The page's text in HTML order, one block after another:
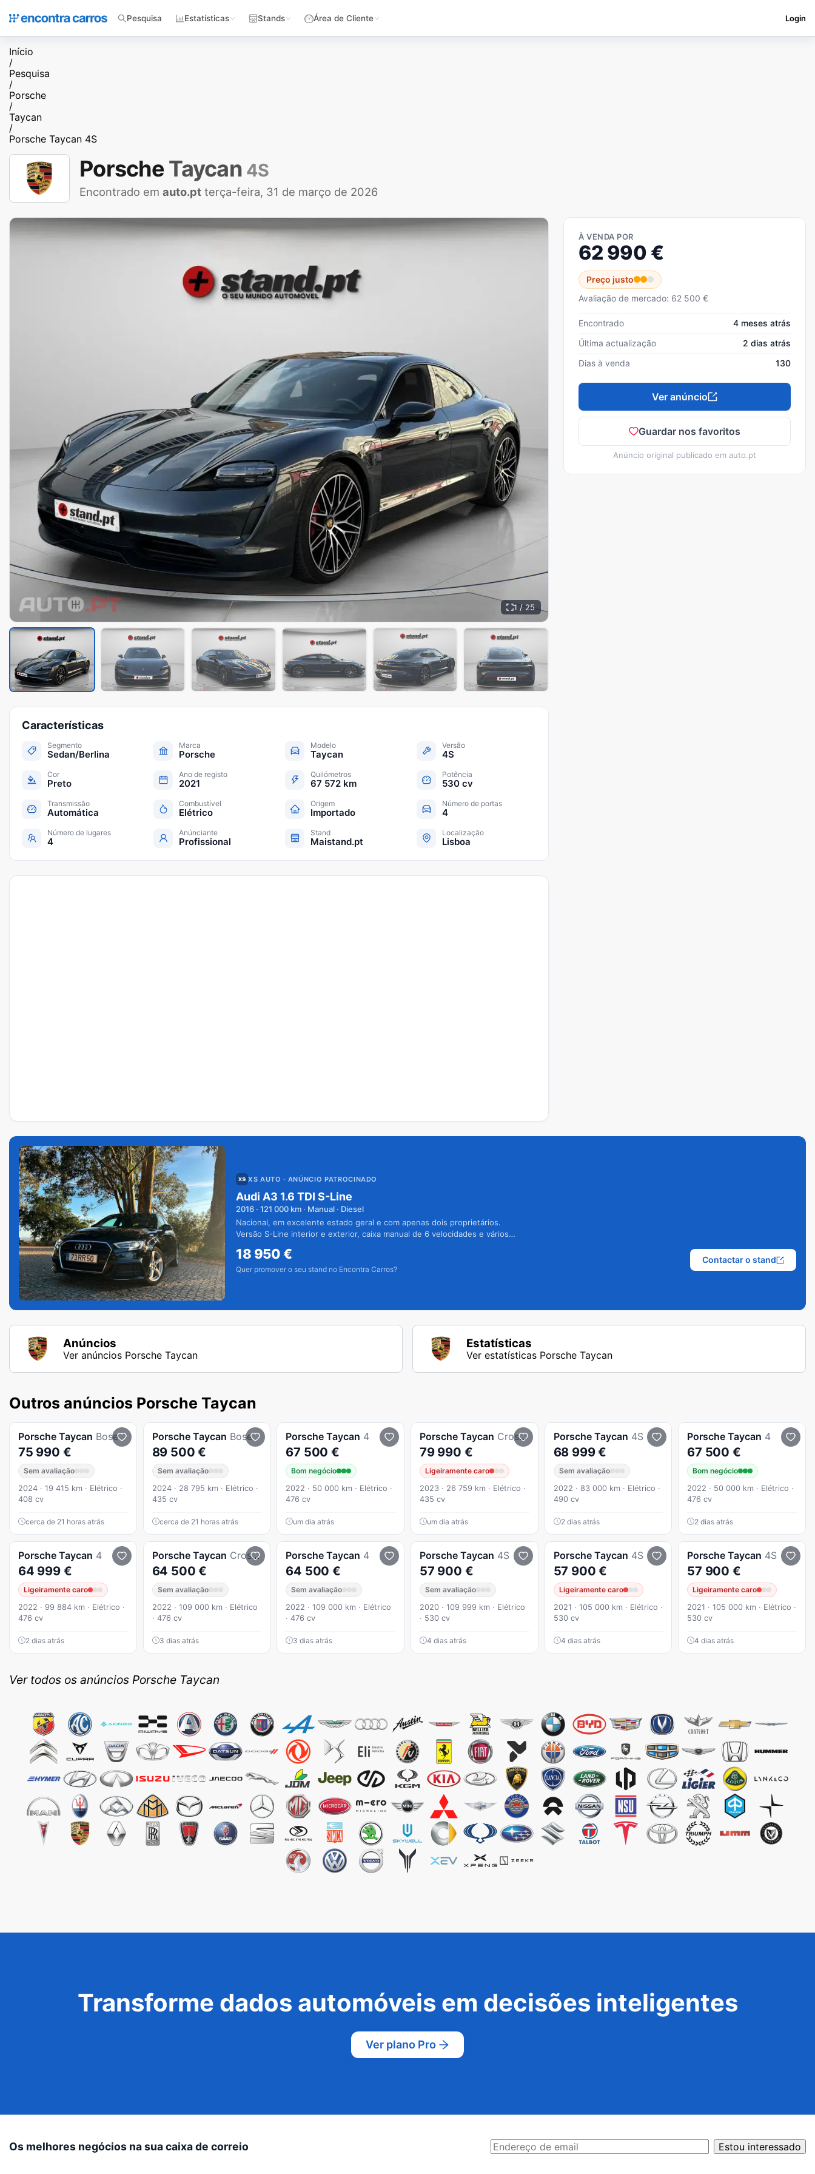
Pesquisa Estatísticas Stands Área de Cliente Login
Início
/
Pesquisa
/
Porsche
/
Taycan
/
Porsche Taycan 4S
PorscheTaycan 4S
Encontrado em auto.pt terça-feira, 31 de março de 2026
1 / 25
À VENDA POR
62 990 €
Preço justo
Avaliação de mercado: 62 500 €
Encontrado
4 meses atrás
Última actualização
2 dias atrás
Dias à venda
130
Ver anúncio
Guardar nos favoritos
Anúncio original publicado em auto.pt
Características
Segmento
Sedan/Berlina
Marca
Porsche
Modelo
Taycan
Versão
4S
Cor
Preto
Ano de registo
2021
Quilómetros
67 572 km
Potência
530 cv
Transmissão
Automática
Combustível
Elétrico
Origem
Importado
Número de portas
4
Número de lugares
4
Anúnciante
Profissional
Stand
Maistand.pt
Localização
Lisboa
XS AUTO · ANÚNCIO PATROCINADO
Audi A3 1.6 TDI S-Line
2016 · 121 000 km · Manual · Diesel
Nacional, em excelente estado geral e com apenas dois proprietários.
Versão S-Line interior e exterior, caixa manual de 6 velocidades e vários
18 950€
Quer promover o seu stand no Encontra Carros?
Contactar o stand
Anúncios
Ver anúncios Porsche Taycan
Estatísticas
Ver estatísticas Porsche Taycan
Outros anúncios Porsche Taycan
Porsche Taycan Bose
75 990 €
Sem avaliação
2024 · 19 415 km · Elétrico ·
408 cv
cerca de 21 horas atrás
Porsche Taycan Bose
89 500 €
Sem avaliação
2024 · 28 795 km · Elétrico ·
435 cv
cerca de 21 horas atrás
Porsche Taycan 4
67 500 €
Bom negócio
2022 · 50 000 km · Elétrico ·
476 cv
um dia atrás
Porsche Taycan Cross Turismo
79 990 €
Ligeiramente caro
2023 · 26 759 km · Elétrico ·
435 cv
um dia atrás
Porsche Taycan 4S
68 999 €
Sem avaliação
2022 · 83 000 km · Elétrico ·
490 cv
2 dias atrás
Porsche Taycan 4
67 500 €
Bom negócio
2022 · 50 000 km · Elétrico ·
476 cv
2 dias atrás
Porsche Taycan 4
64 999 €
Ligeiramente caro
2022 · 99 884 km · Elétrico ·
476 cv
2 dias atrás
Porsche Taycan Cross Turismo
64 500 €
Sem avaliação
2022 · 109 000 km · Elétrico
· 476 cv
3 dias atrás
Porsche Taycan 4
64 500 €
Sem avaliação
2022 · 109 000 km · Elétrico
· 476 cv
3 dias atrás
Porsche Taycan 4S
57 900 €
Sem avaliação
2020 · 109 999 km · Elétrico
· 530 cv
4 dias atrás
Porsche Taycan 4S
57 900 €
Ligeiramente caro
2021 · 105 000 km · Elétrico ·
530 cv
4 dias atrás
Porsche Taycan 4S
57 900 €
Ligeiramente caro
2021 · 105 000 km · Elétrico ·
530 cv
4 dias atrás
Ver todos os anúncios Porsche Taycan
Transforme dados automóveis em decisões inteligentes
Ver plano Pro
Os melhores negócios na sua caixa de correio Estou interessado